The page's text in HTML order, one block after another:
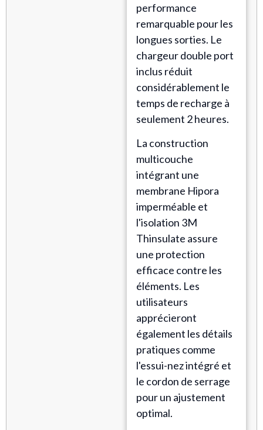
performance
remarquable pour les
longues sorties. Le
chargeur double port
inclus réduit
considérablement le
temps de recharge à
seulement 2 heures.
La construction
multicouche
intégrant une
membrane Hipora
imperméable et
l'isolation 3M
Thinsulate assure
une protection
efficace contre les
éléments. Les
utilisateurs
apprécieront
également les détails
pratiques comme
l'essui-nez intégré et
le cordon de serrage
pour un ajustement
optimal.